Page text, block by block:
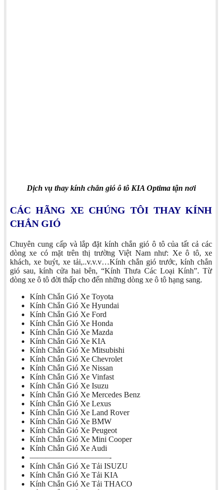
Dịch vụ thay kính chắn gió ô tô KIA Optima tận nơi
CÁC HÃNG XE CHÚNG TÔI THAY KÍNH
CHẮN GIÓ
Chuyên cung cấp và lắp đặt kính chắn gió ô tô của tất cả các
dòng xe có mặt trên thị trường Việt Nam như: Xe ô tô, xe
khách, xe buýt, xe tải,..v.v.v…Kính chắn gió trước, kính chắn
gió sau, kính cửa hai bên, “Kính Thưa Các Loại Kính”. Từ
dòng xe ô tô đời thấp cho đến những dòng xe ô tô hạng sang.
Kính Chắn Gió Xe Toyota
Kính Chắn Gió Xe Hyundai
Kính Chắn Gió Xe Ford
Kính Chắn Gió Xe Honda
Kính Chắn Gió Xe Mazda
Kính Chắn Gió Xe KIA
Kính Chắn Gió Xe Mitsubishi
Kính Chắn Gió Xe Chevrolet
Kính Chắn Gió Xe Nissan
Kính Chắn Gió Xe Vinfast
Kính Chắn Gió Xe Isuzu
Kính Chắn Gió Xe Mercedes Benz
Kính Chắn Gió Xe Lexus
Kính Chắn Gió Xe Land Rover
Kính Chắn Gió Xe BMW
Kính Chắn Gió Xe Peugeot
Kính Chắn Gió Xe Mini Cooper
Kính Chắn Gió Xe Audi
——————————-
Kính Chắn Gió Xe Tải ISUZU
Kính Chắn Gió Xe Tải KIA
Kính Chắn Gió Xe Tải THACO